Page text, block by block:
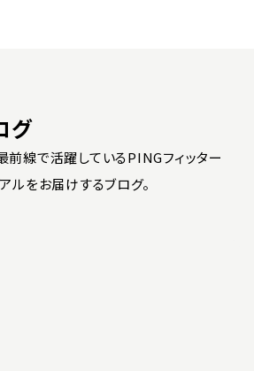
グ
前線で活躍しているPINGフィッター
ルをお届けするブログ。